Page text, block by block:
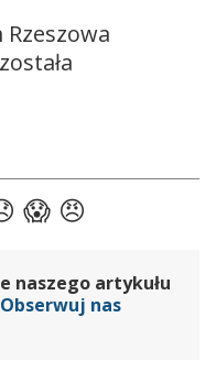
naszego artykułu
Obserwuj nas